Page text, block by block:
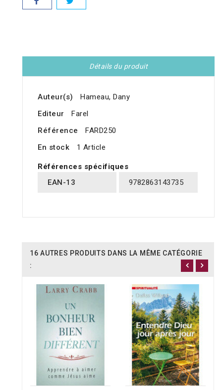
Détails du produit
Auteur(s)
Hameau, Dany
Editeur
Farel
Référence
FARD250
En stock
1 Article
Références spécifiques
EAN-13
9782863143735
16 AUTRES PRODUITS DANS LA MÊME CATÉGORIE
: